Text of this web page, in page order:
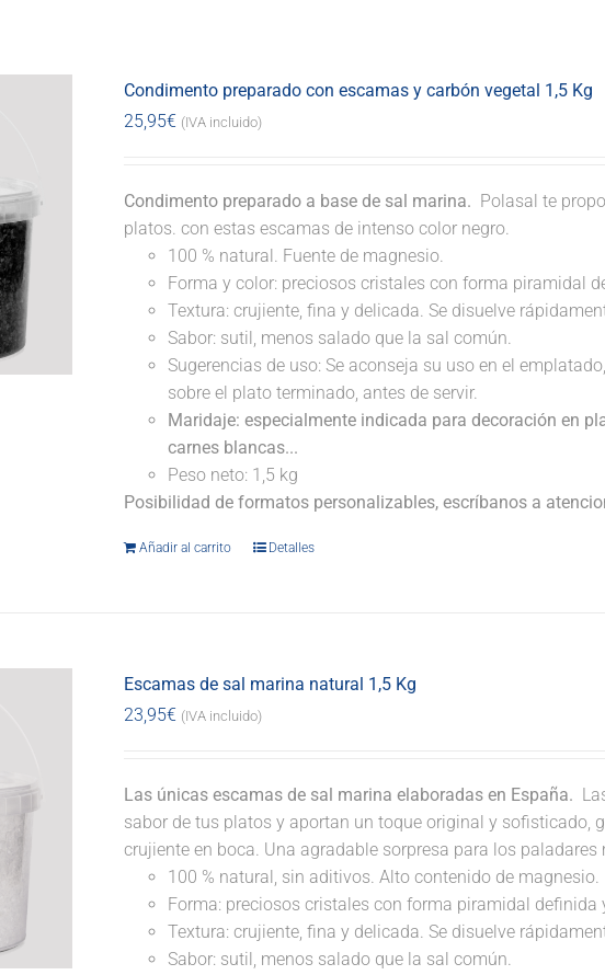
Condimento preparado con escamas y carbón vegetal 1,5 Kg
25,95€ (IVA incluido)
Condimento preparado a base de sal marina. Polasal te
platos. con estas escamas de intenso color negro.
100 % natural. Fuente de magnesio.
Forma y color: preciosos cristales con forma piramidal
Textura: crujiente, fina y delicada. Se disuelve
Sabor: sutil, menos salado que la sal común.
Sugerencias de uso: Se aconseja su uso en el
sobre el plato terminado, antes de servir.
Maridaje: especialmente indicada para decoración en
carnes blancas...
Peso neto: 1,5 kg
Posibilidad de formatos personalizables, escríbanos a
Añadir al carrito Detalles
Escamas de sal marina natural 1,5 Kg
23,95€ (IVA incluido)
Las únicas escamas de sal marina elaboradas en España.
sabor de tus platos y aportan un toque original y sofisticado,
crujiente en boca. Una agradable sorpresa para los paladares
100 % natural, sin aditivos. Alto contenido de magnesio.
Forma: preciosos cristales con forma piramidal definida
Textura: crujiente, fina y delicada. Se disuelve
Sabor: sutil, menos salado que la sal común.